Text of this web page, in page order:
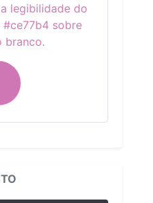
legibilidade do
sobre
branco.